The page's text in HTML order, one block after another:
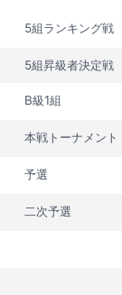
5組ランキング戦
5組昇級者決定戦
B級1組
本戦トーナメント
予選
二次予選